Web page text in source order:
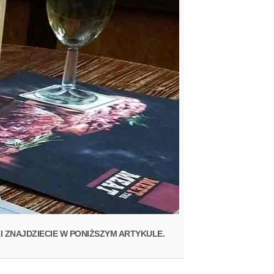
ZNAJDZIECIE W PONIŻSZYM ARTYKULE.